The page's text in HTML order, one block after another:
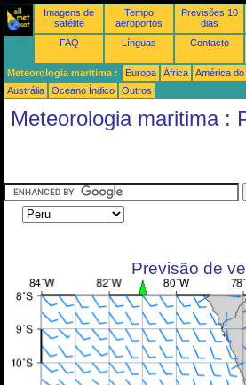
Imagens de
satélite
Tempo
aeroportos
Previsões 10
dias
FAQ Línguas Contacto
Meteorologia maritima : Europa África América
Austrália
Oceano Índico Outros
Meteorologia maritima :
Previsão de